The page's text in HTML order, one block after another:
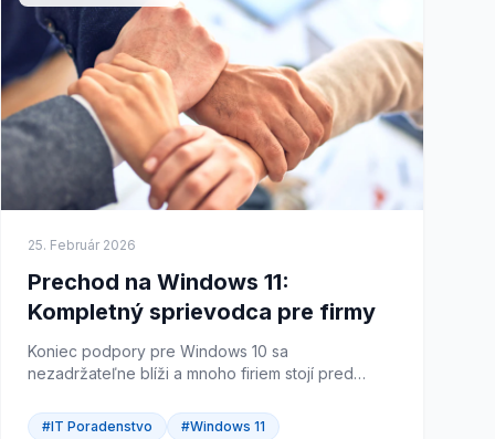
25. Február 2026
Prechod na Windows 11:
Kompletný sprievodca pre firmy
Koniec podpory pre Windows 10 sa
nezadržateľne blíži a mnoho firiem stojí pred
Windows 11. Aj keď sa môže zdať, že...
#IT Poradenstvo
#Windows 11